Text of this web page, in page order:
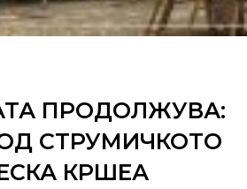
ПРОДОЛЖУВА:
СТРУМИЧКОТО
КРШЕА